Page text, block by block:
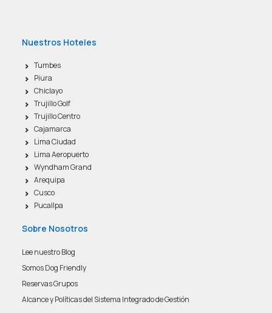
Nuestros Hoteles
Tumbes
Piura
Chiclayo
Trujillo Golf
Trujillo Centro
Cajamarca
Lima Ciudad
Lima Aeropuerto
Wyndham Grand
Arequipa
Cusco
Pucallpa
Sobre Nosotros
Lee nuestro Blog
Somos Dog Friendly
Reservas Grupos
Alcance y Políticas del Sistema Integrado de Gestión